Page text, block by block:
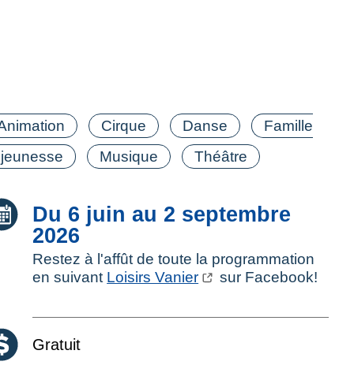
Cirque Danse
Famille
Musique Théâtre
Date :
Du 6 juin au 2 septembre
2026
Restez à l'affût de toute la programmation
en suivant Loisirs Vanier sur Facebook!
Coût :
Gratuit